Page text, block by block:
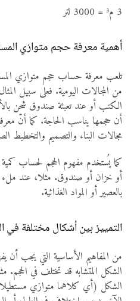
3 م³ = 3000 لتر
أهمية معرفة حجم متوازي
تلعب معرفة حساب حجم متوازي
من المجالات اليومية. فعلى سبيل
الكتب أو عند تعبئة صندوق شحن
أن حجمها يناسب الحاجة. كما أنّ
مجالات البناء والتصميم والتخطيط
كما يُستخدم مفهوم الحجم لحساب
أو خزان أو صندوق. مثلا، عند
بالعصير أو المواد الغذائية.
التمييز بين أشكال مختلفة في
من المفاهيم الأساسية التي يجب
الشكل المتشابه قد تختلف في
الشكل (أي كلاهما متوازي